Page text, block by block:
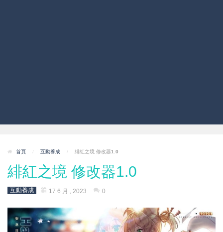
首頁 / 互動養成 / 緋紅之境 修改器1.0
緋紅之境 修改器1.0
互動養成 17 6 月 , 2023 0